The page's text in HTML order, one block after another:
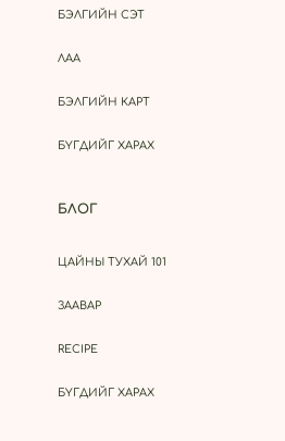
БЭЛГИЙН СЭТ
ЛАА
БЭЛГИЙН КАРТ
БҮГДИЙГ ХАРАХ
БЛОГ
ЦАЙНЫ ТУХАЙ 101
ЗААВАР
RECIPE
БҮГДИЙГ ХАРАХ